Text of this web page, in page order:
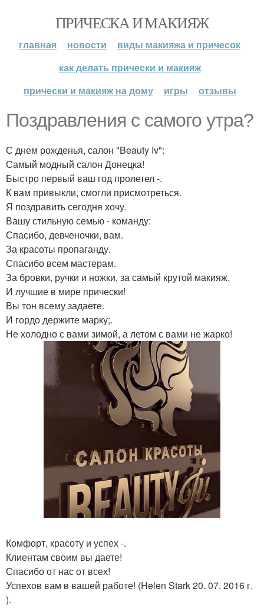
ПРИЧЕСКА И МАКИЯЖ
главная новости
виды макияжа и причесок
как делать прически и макияж
прически и макияж на дому
игры отзывы
Поздравления с самого утра?
С днем рожденья, салон "Beauty Iv":
Самый модный салон Донецка!
Быстро первый ваш год пролетел -.
К вам привыкли, смогли присмотреться.
Я поздравить сегодня хочу.
Вашу стильную семью - команду:
Спасибо, девченочки, вам.
За красоты пропаганду.
Спасибо всем мастерам.
За бровки, ручки и ножки, за самый крутой макияж.
И лучшие в мире прически!
Вы тон всему задаете.
И гордо держите марку;.
Не холодно с вами зимой, а летом с вами не жарко!
Комфорт, красоту и успех -.
Клиентам своим вы даете!
Спасибо от нас от всех!
Успехов вам в вашей работе! (Helen Stark 20. 07. 2016 г.
).